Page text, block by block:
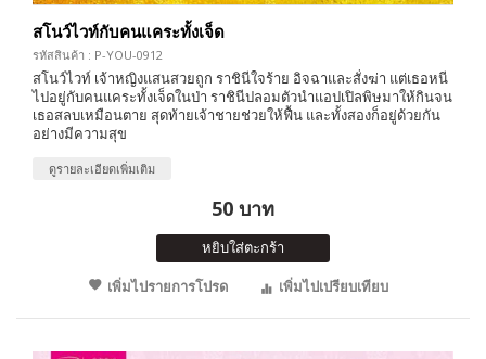
สโนว์ไวท์กับคนแคระทั้งเจ็ด
รหัสสินค้า : P-YOU-0912
สโนว์ไวท์ เจ้าหญิงแสนสวยถูก ราชินีใจร้าย อิจฉาและสั่งฆ่า แต่เธอหนี
ไปอยู่กับคนแคระทั้งเจ็ดในป่า ราชินีปลอมตัวนำแอปเปิลพิษมาให้กินจน
เธอสลบเหมือนตาย สุดท้ายเจ้าชายช่วยให้ฟื้น และทั้งสองก็อยู่ด้วยกัน
อย่างมีความสุข
ดูรายละเอียดเพิ่มเติม
50 บาท
หยิบใส่ตะกร้า
เพิ่มไปรายการโปรด
เพิ่มไปเปรียบเทียบ